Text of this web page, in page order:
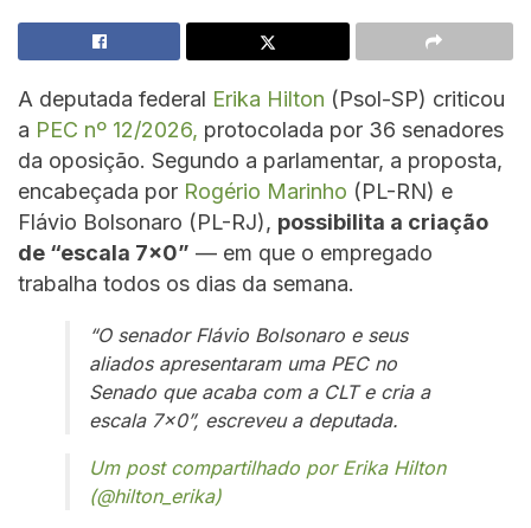
A deputada federal Erika Hilton (Psol-SP) criticou
a PEC nº 12/2026, protocolada por 36 senadores
da oposição. Segundo a parlamentar, a proposta,
encabeçada por Rogério Marinho (PL-RN) e
Flávio Bolsonaro (PL-RJ), possibilita a criação
de “escala 7×0” — em que o empregado
trabalha todos os dias da semana.
“O senador Flávio Bolsonaro e seus
aliados apresentaram uma PEC no
Senado que acaba com a CLT e cria a
escala 7×0”, escreveu a deputada.
Um post compartilhado por Erika Hilton
(@hilton_erika)